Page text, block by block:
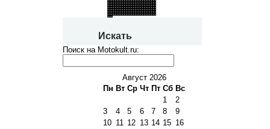
Искать
Поиск на Motokult.ru:
Август 2026
Пн Вт Ср Чт Пт Сб Вс
1
2
3
4 5 6 7 8
9
10 11 12 13 14 15 16